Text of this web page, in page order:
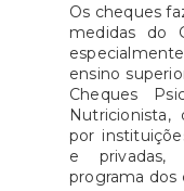
Os cheques
medidas do
ensino
Cheques
Nutricionista,
por
e
programa dos